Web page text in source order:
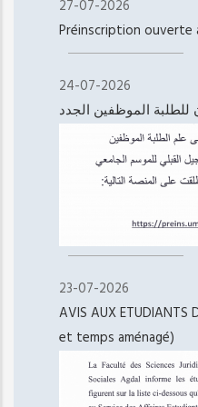
27-07-2026
Préinscription ouverte
24-07-2026
للطلبة الموظفين الجدد
23-07-2026
AVIS AUX
et temps aménagé)